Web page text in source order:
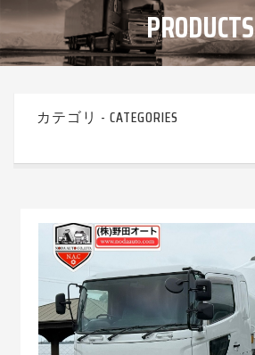
PRODUCTS
カテゴリ - CATEGORIES